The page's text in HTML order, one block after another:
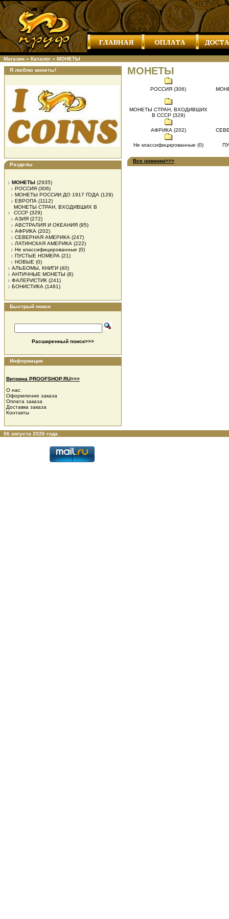
Магазин » Каталог » МОНЕТЫ
Я люблю монеты!
Разделы
МОНЕТЫ (2935)
РОССИЯ (306)
МОНЕТЫ РОССИИ ДО 1917 ГОДА (129)
ЕВРОПА (1112)
МОНЕТЫ СТРАН, ВХОДИВШИХ В
СССР (329)
АЗИЯ (272)
АВСТРАЛИЯ И ОКЕАНИЯ (95)
АФРИКА (202)
СЕВЕРНАЯ АМЕРИКА (247)
ЛАТИНСКАЯ АМЕРИКА (222)
Не классифицированные (0)
ПУСТЫЕ НОМЕРА (21)
НОВЫЕ (0)
АЛЬБОМЫ, КНИГИ (40)
АНТИЧНЫЕ МОНЕТЫ (8)
ФАЛЕРИСТИК (241)
БОНИСТИКА (1481)
Быстрый поиск
Расширенный поиск>>>
Информация
Витрина PROOFSHOP.RU>>>
О нас
Оформление заказа
Оплата заказа
Доставка заказа
Контакты
МОНЕТЫ
РОССИЯ (306)
МОНЕТЫ СТРАН, ВХОДИВШИХ
В СССР (329)
АФРИКА (202)
Не классифицированные (0)
Все новинки>>>
06 августа 2026 года